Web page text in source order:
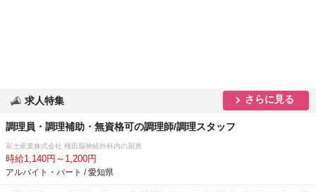
求人特集 さらに見る
調理員・調理補助・無資格可の調理師/調理スタッフ
富士産業株式会社 権田脳神経外科内の厨房
時給1,140円～1,200円
アルバイト・パート / 愛知県